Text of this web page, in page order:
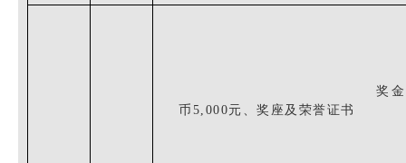
奖
币5,000元、奖座及荣誉证书